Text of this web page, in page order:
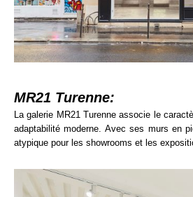
MR21 Turenne:
La galerie MR21 Turenne associe le
adaptabilité moderne. Avec ses murs en
atypique pour les showrooms et les